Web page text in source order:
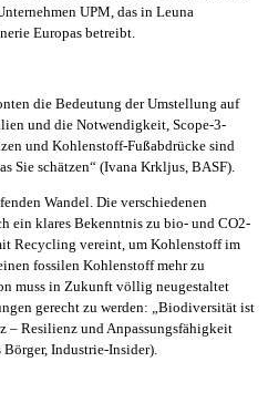
UPM, das in Leuna
Europas betreibt.
die Bedeutung der Umstellung auf
und die Notwendigkeit, Scope-3-
und Kohlenstoff-Fußabdrücke sind
Sie schätzen“ (Ivana Krkljus, BASF).
Wandel. Die verschiedenen
ein klares Bekenntnis zu bio- und CO2-
Recycling vereint, um Kohlenstoff im
fossilen Kohlenstoff mehr zu
muss in Zukunft völlig neugestaltet
gerecht zu werden: „Biodiversität ist
Resilienz und Anpassungsfähigkeit
Industrie-Insider).